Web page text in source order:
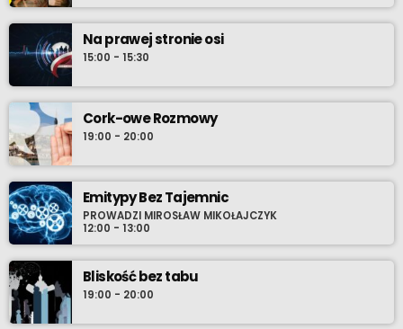
Na prawej stronie osi
15:00 - 15:30
Cork-owe Rozmowy
19:00 - 20:00
Emitypy Bez Tajemnic
PROWADZI MIROSŁAW MIKOŁAJCZYK
12:00 - 13:00
Bliskość bez tabu
19:00 - 20:00